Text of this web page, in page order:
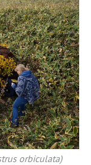
orbiculata)